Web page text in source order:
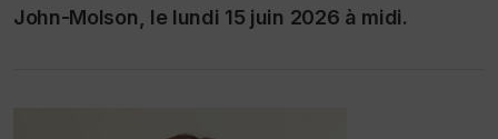
John-Molson, le lundi 15 juin 2026 à midi.